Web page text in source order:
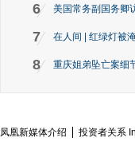
6 美国常务副国务卿
7 在人间 | 红绿灯被
8 重庆姐弟坠亡案细
凤凰新媒体介绍 投资者关系